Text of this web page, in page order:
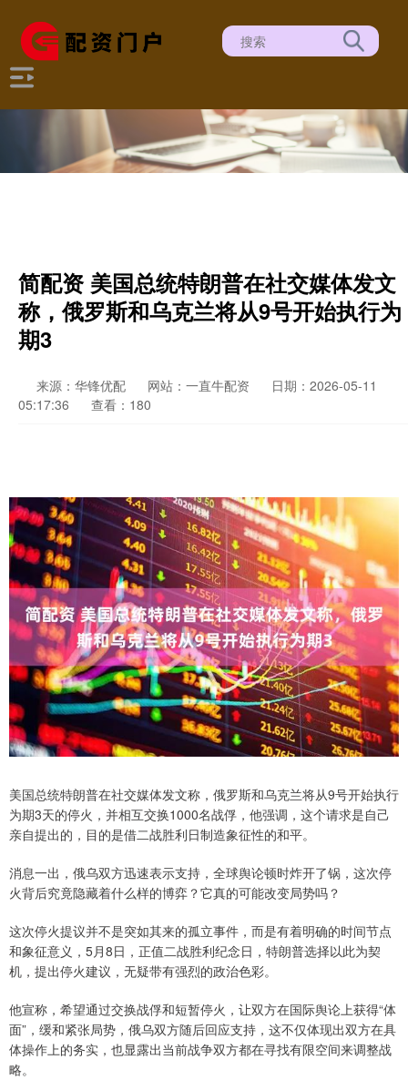
简配资 美国总统特朗普在社交媒体发文
称，俄罗斯和乌克兰将从9号开始执行为
期3
来源：华锋优配 网站：一直牛配资
日期：2026-05-11
05:17:36
查看：180
美国总统特朗普在社交媒体发文称，俄罗斯和乌克兰将从9号开始执行
为期3天的停火，并相互交换1000名战俘，他强调，这个请求是自己
亲自提出的，目的是借二战胜利日制造象征性的和平。
消息一出，俄乌双方迅速表示支持，全球舆论顿时炸开了锅，这次停
火背后究竟隐藏着什么样的博弈？它真的可能改变局势吗？
这次停火提议并不是突如其来的孤立事件，而是有着明确的时间节点
和象征意义，5月8日，正值二战胜利纪念日，特朗普选择以此为契
机，提出停火建议，无疑带有强烈的政治色彩。
他宣称，希望通过交换战俘和短暂停火，让双方在国际舆论上获得“体
面”，缓和紧张局势，俄乌双方随后回应支持，这不仅体现出双方在具
体操作上的务实，也显露出当前战争双方都在寻找有限空间来调整战
略。